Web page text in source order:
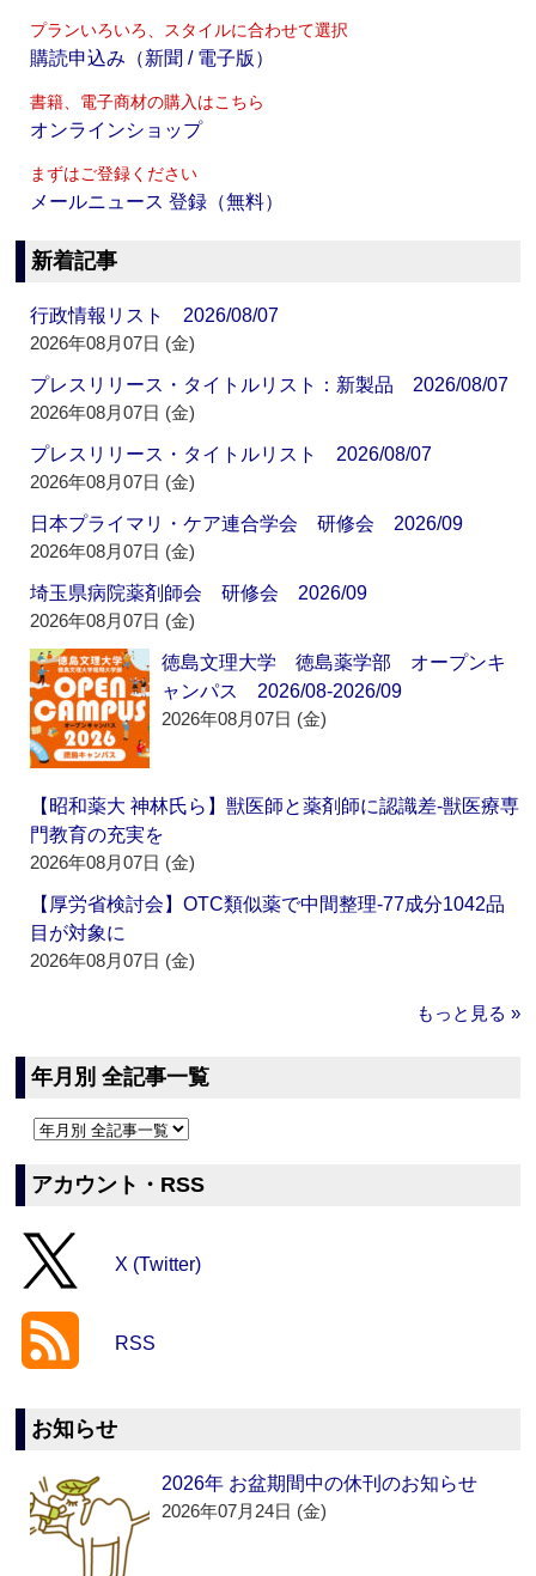
プランいろいろ、スタイルに合わせて選択
購読申込み（新聞 / 電子版）
書籍、電子商材の購入はこちら
オンラインショップ
まずはご登録ください
メールニュース 登録（無料）
新着記事
行政情報リスト 2026/08/07
2026年08月07日 (金)
プレスリリース・タイトルリスト：新製品 2026/08/07
2026年08月07日 (金)
プレスリリース・タイトルリスト 2026/08/07
2026年08月07日 (金)
日本プライマリ・ケア連合学会 研修会 2026/09
2026年08月07日 (金)
埼玉県病院薬剤師会 研修会 2026/09
2026年08月07日 (金)
徳島文理大学 徳島薬学部 オープンキ
ャンパス 2026/08-2026/09
2026年08月07日 (金)
【昭和薬大 神林氏ら】獣医師と薬剤師に認識差‐獣医療専
門教育の充実を
2026年08月07日 (金)
【厚労省検討会】OTC類似薬で中間整理‐77成分1042品
目が対象に
2026年08月07日 (金)
もっと見る »
年月別 全記事一覧
アカウント・RSS
X (Twitter)
RSS
お知らせ
2026年 お盆期間中の休刊のお知らせ
2026年07月24日 (金)